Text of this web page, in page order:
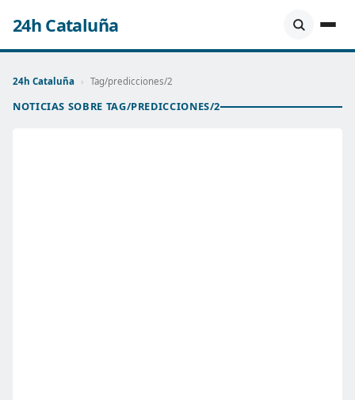
24h Cataluña
24h Cataluña › Tag/predicciones/2
NOTICIAS SOBRE TAG/PREDICCIONES/2